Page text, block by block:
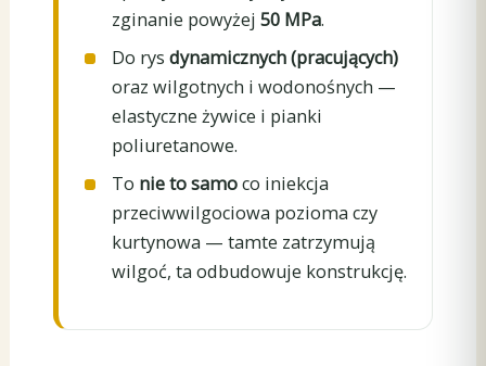
zginanie powyżej50 MPa.
Do rysdynamicznych (pracujących)
oraz wilgotnych i wodonośnych —
elastyczne żywice i pianki
poliuretanowe.
To nie to samoco iniekcja
przeciwwilgociowa pozioma czy
kurtynowa — tamte zatrzymują
wilgoć, ta odbudowuje konstrukcję.